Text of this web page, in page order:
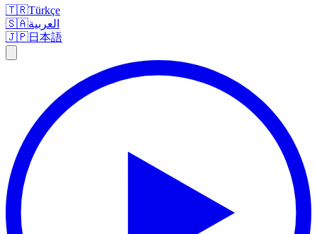
🇹🇷Türkçe
🇸🇦العربية
🇯🇵日本語